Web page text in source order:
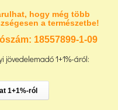
hogy még több
a természetbe!
18557899-1-09
1+1%-áról:
1+1%-ról